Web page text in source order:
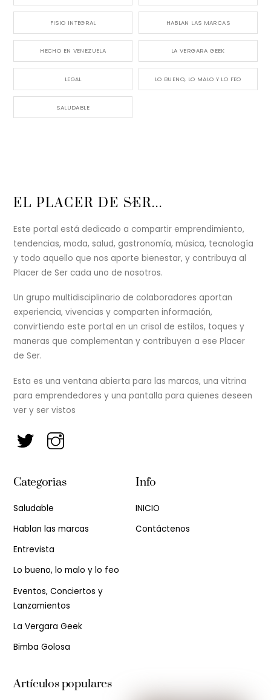
FISIO INTEGRAL HABLAN LAS MARCAS
HECHO EN VENEZUELA LA VERGARA GEEK
LEGAL LO BUENO, LO MALO Y LO FEO
SALUDABLE
Back
Top
EL PLACER DE SER...
Este portal está dedicado a compartir emprendimiento,
tendencias, moda, salud, gastronomía, música, tecnología
y todo aquello que nos aporte bienestar, y contribuya al
Placer de Ser cada uno de nosotros.
Un grupo multidisciplinario de colaboradores aportan
experiencia, vivencias y comparten información,
convirtiendo este portal en un crisol de estilos, toques y
maneras que complementan y contribuyen a ese Placer
de Ser.
Esta es una ventana abierta para las marcas, una vitrina
para emprendedores y una pantalla para quienes deseen
ver y ser vistos
Categorias
Saludable
Hablan las marcas
Entrevista
Lo bueno, lo malo y lo feo
Eventos, Conciertos y
Lanzamientos
La Vergara Geek
Bimba Golosa
Info
INICIO
Contáctenos
Artículos populares